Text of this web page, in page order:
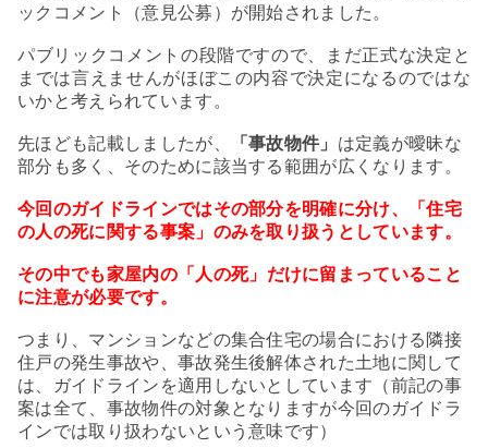
ックコメント（意見公募）が開始されました。
パブリックコメントの段階ですので、まだ正式な決定と
までは言えませんがほぼこの内容で決定になるのではな
いかと考えられています。
先ほども記載しましたが、 「事故物件」 は定義が曖昧な
部分も多く、そのために該当する範囲が広くなります。
今回のガイドラインではその部分を明確に分け、
「住宅
の人の死に関する事案」のみを取り扱うとしています。
その中でも家屋内の「人の死」 だけに留まっていること
に注意が必要です。
つまり、マンションなどの集合住宅の場合における隣接
住戸の発生事故や、事故発生後解体された土地に関して
は、ガイドラインを適用しないとしています（前記の事
案は全て、事故物件の対象となりますが今回のガイドラ
インでは取り扱わないという意味です）